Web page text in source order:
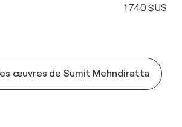
1 740 $US
œuvres de Sumit Mehndiratta